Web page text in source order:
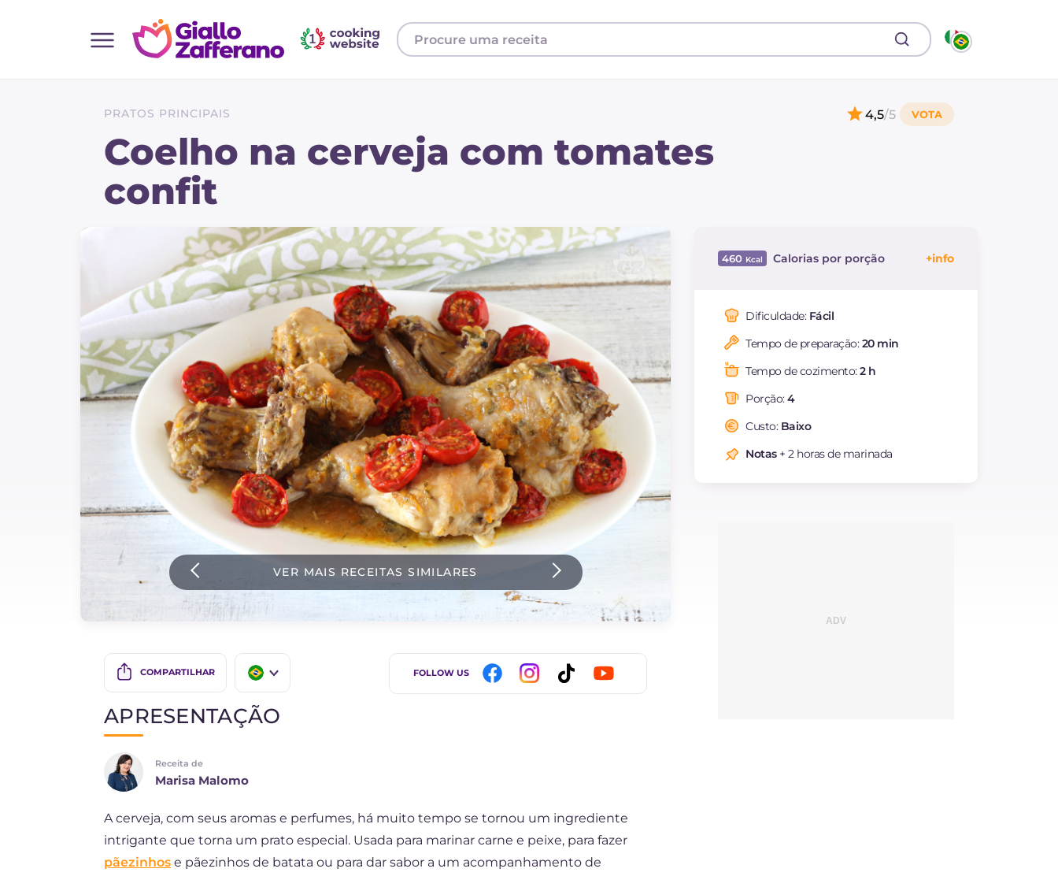
Todas as receitas
Pratos principais
Acompanhamentos
Pizzas e focaccia
Bolos e panificacao
Instagram
YouTube
PRATOS PRINCIPAIS
Coelho na cerveja com tomates
confit
4,5/5
VER MAIS RECEITAS SIMILARES
COMPARTILHAR
DE
NL
FOLLOW US
460 Calorias por porção
dos quais açúcares
Proteína g
Gorduras
saturadas
Fibra
Colesterol
Sódio mg
Dificuldade: Fácil
Tempo de preparação:20 min
Tempo de cozimento:2 h
Porção:4
Custo: Baixo
Notas+ 2 horas de marinada
APRESENTAÇÃO
Receita de
Marisa Malomo
A cerveja, com seus aromas e perfumes, há muito tempo se tornou um ingrediente
intrigante que torna um prato especial. Usada para marinar carne e peixe, para fazer
pãezinhos e pãezinhos de batata ou para dar sabor a um acompanhamento de